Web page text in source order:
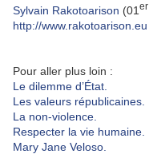
Sylvain Rakotoarison (01 er
http://www.rakotoarison.eu
Pour aller plus loin :
Le dilemme d’État.
Les valeurs républicaines.
La non-violence.
Respecter la vie humaine.
Mary Jane Veloso.